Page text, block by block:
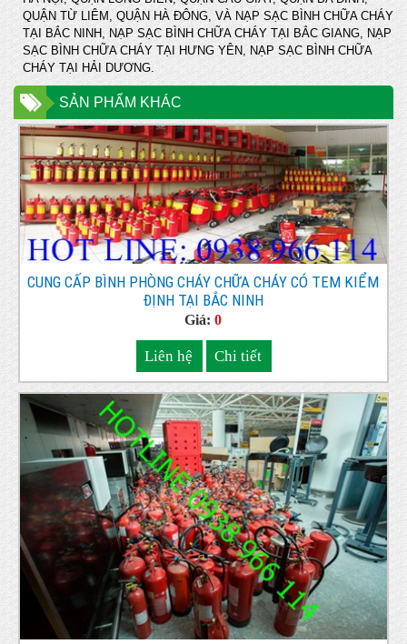
QUẬN TỪ LIÊM, QUẬN HÀ ĐÔNG, VÀ NẠP SẠC BÌNH CHỮA CHÁY
TẠI BẮC NINH, NẠP SẠC BÌNH CHỮA CHÁY TẠI BẮC GIANG, NẠP
SẠC BÌNH CHỮA CHÁY TẠI HƯNG YÊN, NẠP SẠC BÌNH CHỮA
CHÁY TẠI HẢI DƯƠNG.
SẢN PHẨM KHÁC
CUNG CẤP BÌNH PHÒNG CHÁY CHỮA CHÁY CÓ TEM KIỂM
ĐỊNH TẠI BẮC NINH
Giá:0
Liên hệ Chi tiết